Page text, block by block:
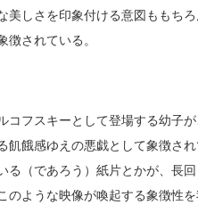
美しさを印象付ける意図ももち
されている。
コフスキーとして登場する幼子
飢餓感ゆえの悪戯として象徴さ
る（であろう）紙片とかが、長
のような映像が喚起する象徴性